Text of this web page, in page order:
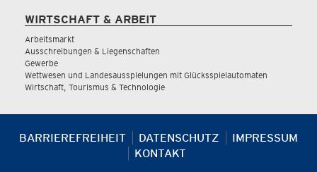
WIRTSCHAFT & ARBEIT
Arbeitsmarkt
Ausschreibungen & Liegenschaften
Gewerbe
Wettwesen und Landesausspielungen mit Glücksspielautomaten
Wirtschaft, Tourismus & Technologie
BARRIEREFREIHEIT DATENSCHUTZ
IMPRESSUM
KONTAKT